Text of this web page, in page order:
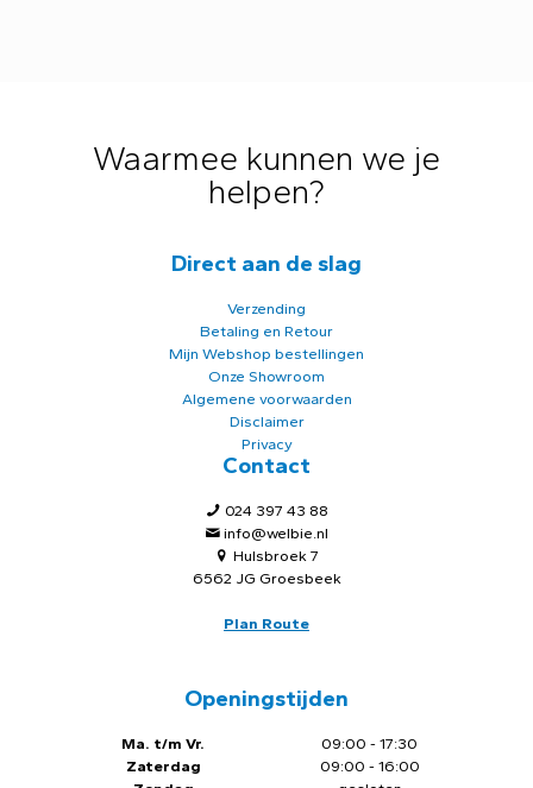
Waarmee kunnen we je
helpen?
Direct aan de slag
Verzending
Betaling en Retour
Mijn Webshop bestellingen
Onze Showroom
Algemene voorwaarden
Disclaimer
Privacy
Contact
024 397 43 88
info@welbie.nl
Hulsbroek 7
6562 JG Groesbeek
Plan Route
Openingstijden
Ma. t/m Vr.
Zaterdag
09:00 - 17:30
09:00 - 16:00